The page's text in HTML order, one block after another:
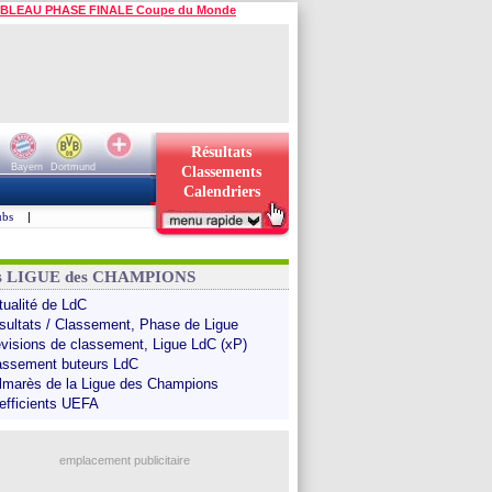
PHASE FINALE Coupe du Monde
Bayern
Dortmund
Résultats
Classements
Calendriers
|
LIGUE des CHAMPIONS
de LdC
/ Classement, Phase de Ligue
de classement, Ligue LdC (xP)
buteurs LdC
de la Ligue des Champions
UEFA
emplacement publicitaire